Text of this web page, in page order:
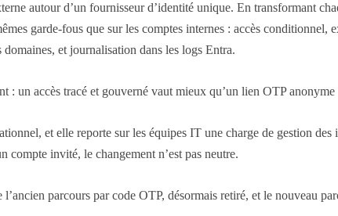
autour d’un fournisseur d’identité unique. En transformant
garde-fous que sur les comptes internes : accès
et journalisation dans les logs Entra.
un accès tracé et gouverné vaut mieux qu’un lien OTP anonyme
et elle reporte sur les équipes IT une charge de gestion
compte invité, le changement n’est pas neutre.
parcours par code OTP, désormais retiré, et le nouveau